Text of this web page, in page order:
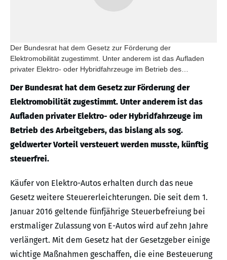
Der Bundesrat hat dem Gesetz zur Förderung der
Elektromobilität zugestimmt. Unter anderem ist das Aufladen
privater Elektro- oder Hybridfahrzeuge im Betrieb des
werden musste, künftig steuerfrei.
Der Bundesrat hat dem Gesetz zur Förderung der
Elektromobilität zugestimmt. Unter anderem ist das
Aufladen privater Elektro- oder Hybridfahrzeuge im
Betrieb des Arbeitgebers, das bislang als sog.
geldwerter Vorteil versteuert werden musste, künftig
steuerfrei.
Käufer von Elektro-Autos erhalten durch das neue
Gesetz weitere Steuererleichterungen. Die seit dem 1.
Januar 2016 geltende fünfjährige Steuerbefreiung bei
erstmaliger Zulassung von E-Autos wird auf zehn Jahre
verlängert. Mit dem Gesetz hat der Gesetzgeber einige
wichtige Maßnahmen geschaffen, die eine Besteuerung